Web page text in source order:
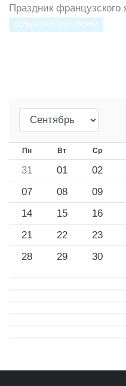
Пн Вт Ср
31 01 02
07
08 09
14
15 16
21
22 23
28
29 30
Праздник
ДЕНЬ ОТКРЫТЫХ ДВЕРЕЙ